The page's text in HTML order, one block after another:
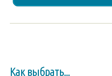
Как выбрать...